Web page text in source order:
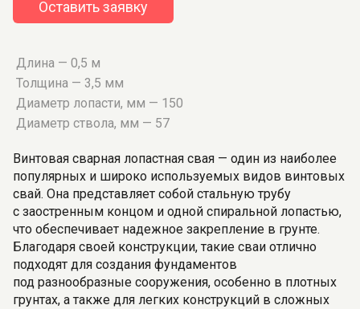
Оставить заявку
Длина — 0,5 м
Толщина — 3,5 мм
Диаметр лопасти, мм — 150
Диаметр ствола, мм — 57
Винтовая сварная лопастная свая — один из наиболее
популярных и широко используемых видов винтовых
свай. Она представляет собой стальную трубу
с заостренным концом и одной спиральной лопастью,
что обеспечивает надежное закрепление в грунте.
Благодаря своей конструкции, такие сваи отлично
подходят для создания фундаментов
под разнообразные сооружения, особенно в плотных
грунтах, а также для легких конструкций в сложных